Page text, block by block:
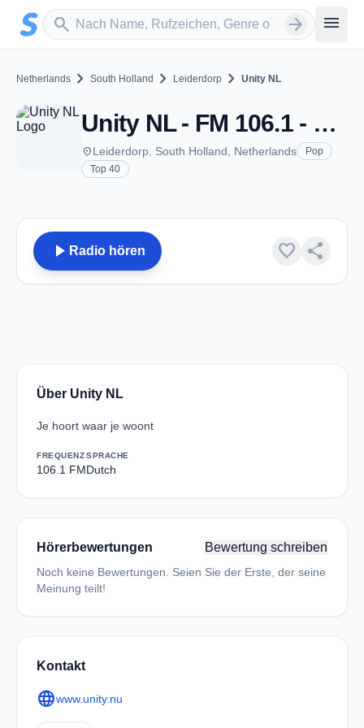
Zum Hauptinhalt springen
search
Sender suchen arrow_forward menu
Netherlands chevron_right South Holland chevron_right Leiderdorp chevron_right Unity NL
Unity NL - FM 106.1 - Leiderdorp
placeLeiderdorp, South Holland, Netherlands
Pop
Top 40
play_arrow Radio hören favorite share
Über Unity NL
Je hoort waar je woont
FREQUENZ
106.1 FM
SPRACHE
Dutch
Hörerbewertungen Bewertung schreiben
Noch keine Bewertungen. Seien Sie der Erste, der seine
Meinung teilt!
Kontakt
languagewww.unity.nu